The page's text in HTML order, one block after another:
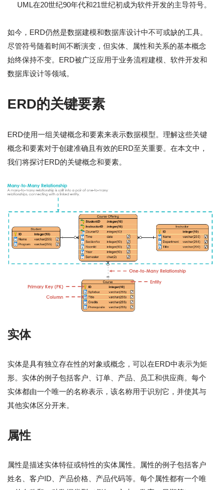
UML在20世纪90年代和21世纪初成为软件开发的主导符号。
如今，ERD仍然是数据建模和数据库设计中不可或缺的工具。
尽管符号随着时间不断演变，但实体、属性和关系的基本概念
始终保持不变。ERD被广泛应用于业务流程建模、软件开发和
数据库设计等领域。
ERD的关键要素
ERD使用一组关键概念和要素来表示数据模型。理解这些关键
概念和要素对于创建准确且有效的ERD至关重要。在本文中，
我们将探讨ERD的关键概念和要素。
实体
实体是具有独立存在性的对象或概念，可以在ERD中表示为矩
形。实体的例子包括客户、订单、产品、员工和供应商。每个
实体都由一个唯一的名称表示，该名称用于识别它，并使其与
其他实体区分开来。
属性
属性是描述实体特征或特性的实体属性。属性的例子包括客户
姓名、客户ID、产品价格、产品代码等。每个属性都有一个唯